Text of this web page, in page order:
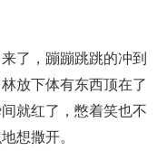
了，蹦蹦跳跳的冲到
放下体有东西顶在了
就红了，憋着笑也不
想撒开。